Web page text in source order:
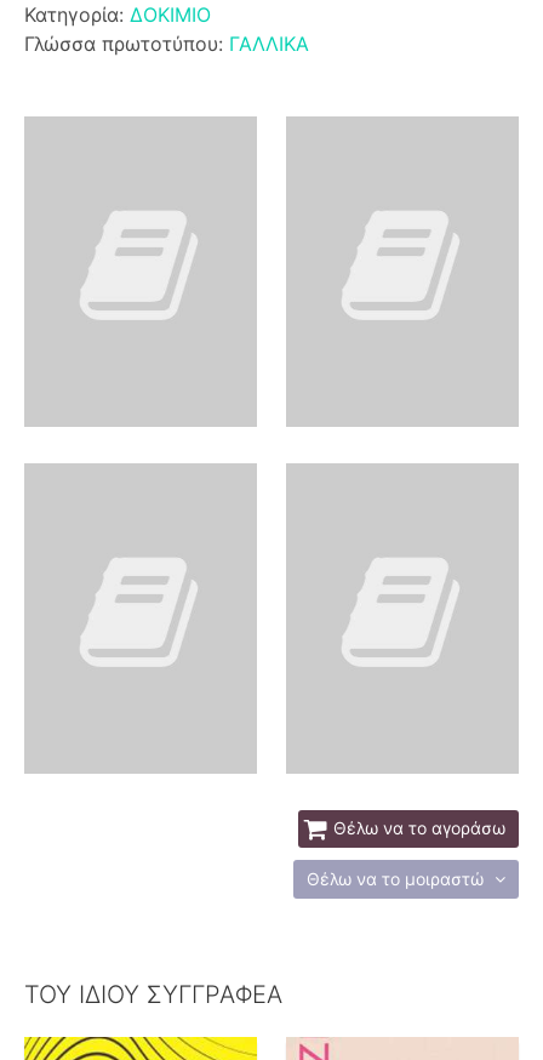
Κατηγορία: ΔΟΚΙΜΙΟ
Γλώσσα πρωτοτύπου: ΓΑΛΛΙΚΑ
Θέλω να το αγοράσω
Θέλω να το μοιραστώ
ΤΟΥ ΙΔΙΟΥ ΣΥΓΓΡΑΦΕΑ